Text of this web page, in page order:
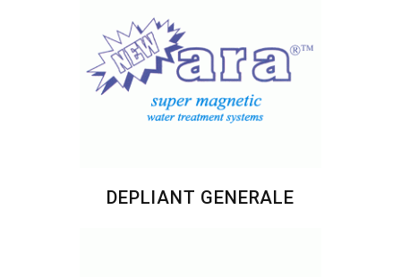
DEPLIANT GENERALE